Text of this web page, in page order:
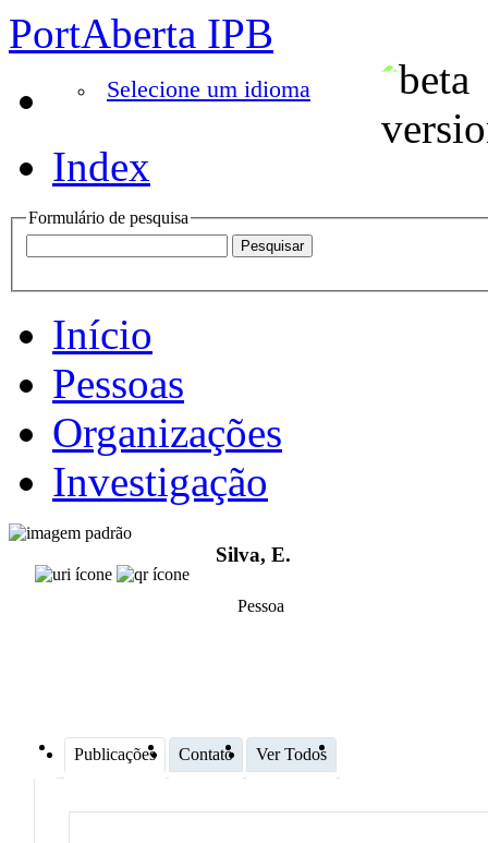
PortAberta IPB
Selecione um idioma
Index
Formulário de pesquisa
Início
Pessoas
Organizações
Investigação
Silva, E.
Pessoa
Publicações Contato Ver Todos